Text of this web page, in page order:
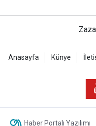
Anasayfa Künye
Haber Portalı Yazılımı